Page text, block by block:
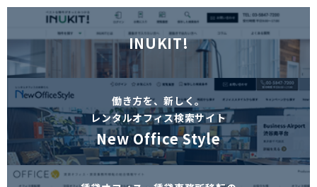
INUKIT!
働き方を、新しく。
レンタルオフィス検索サイト
New Office Style